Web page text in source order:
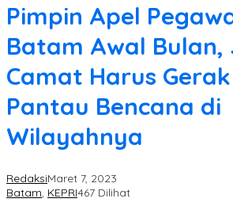
Pimpin Apel
Batam Awal Bulan,
Camat Harus
Pantau Bencana di
Wilayahnya
RedaksiMaret 7, 2023
Batam, KEPRI467 Dilihat